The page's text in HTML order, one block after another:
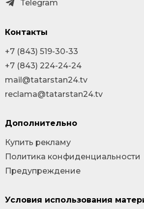
Условия использования
Telegram
Контакты
+7 (843) 519-30-33
+7 (843) 224-24-24
mail@tatarstan24.tv
reclama@tatarstan24.tv
Дополнительно
Купить рекламу
Политика конфиденциальности
Предупреждение